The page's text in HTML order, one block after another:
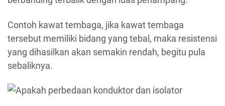
Contoh kawat tembaga, jika kawat tembaga
tersebut memiliki bidang yang tebal, maka resistensi
yang dihasilkan akan semakin rendah, begitu pula
sebaliknya.